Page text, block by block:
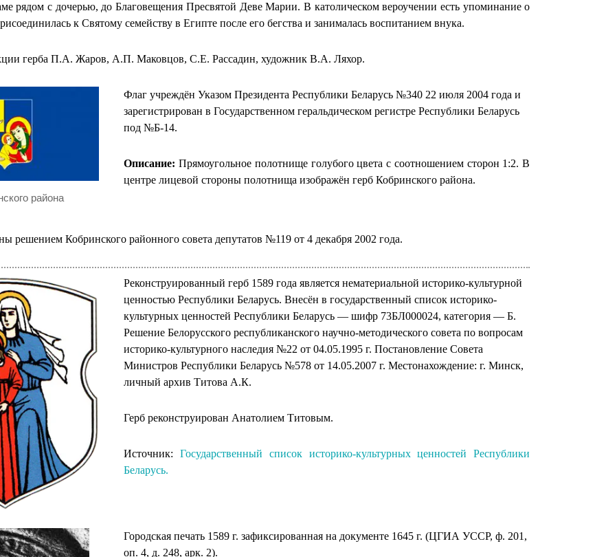
рядом с дочерью, до Благовещения Пресвятой Деве Марии. В католическом вероучении есть упоминание о
к Святому семейству в Египте после его бегства и занималась воспитанием внука.
герба П.А. Жаров, А.П. Маковцов, С.Е. Рассадин, художник В.А. Ляхор.
района
Флаг учреждён Указом Президента Республики Беларусь №340 22 июля 2004 года и
зарегистрирован в Государственном геральдическом регистре Республики Беларусь
под №Б-14.
Описание: Прямоугольное полотнище голубого цвета с соотношением сторон 1:2. В
центре лицевой стороны полотнища изображён герб Кобринского района.
решением Кобринского районного совета депутатов №119 от 4 декабря 2002 года.
Реконструированный герб 1589 года является нематериальной историко-культурной
ценностью Республики Беларусь. Внесён в государственный список историко-
культурных ценностей Республики Беларусь — шифр 73БЛ000024, категория — Б.
Решение Белорусского республиканского научно-методического совета по вопросам
историко-культурного наследия №22 от 04.05.1995 г. Постановление Совета
Министров Республики Беларусь №578 от 14.05.2007 г. Местонахождение: г. Минск,
личный архив Титова А.К.
Герб реконструирован Анатолием Титовым.
Источник:Государственный список историко-культурных ценностей Республики
Беларусь.
Городская печать 1589 г. зафиксированная на документе 1645 г. (ЦГИА УССР, ф. 201,
оп. 4, д. 248, арк. 2).